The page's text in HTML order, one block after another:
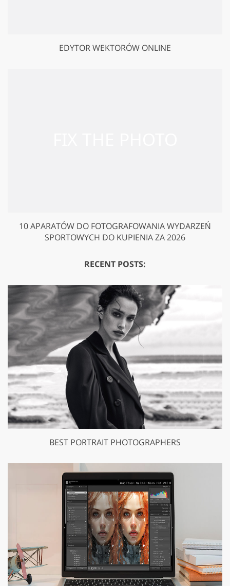
EDYTOR WEKTORÓW ONLINE
10 APARATÓW DO FOTOGRAFOWANIA WYDARZEŃ
SPORTOWYCH DO KUPIENIA ZA 2026
RECENT POSTS:
BEST PORTRAIT PHOTOGRAPHERS